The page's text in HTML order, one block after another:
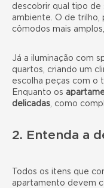
descobrir qual tipo de
ambiente. O de trilho,
cômodos mais
Já a iluminação com
quartos, criando um
escolha peças com o
Enquanto os
delicadas, como
2. Entenda a
Todos os itens que
apartamento devem